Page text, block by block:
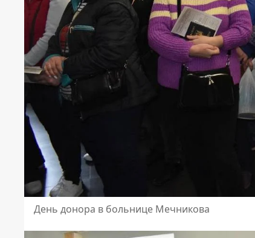
День донора в больнице Мечникова